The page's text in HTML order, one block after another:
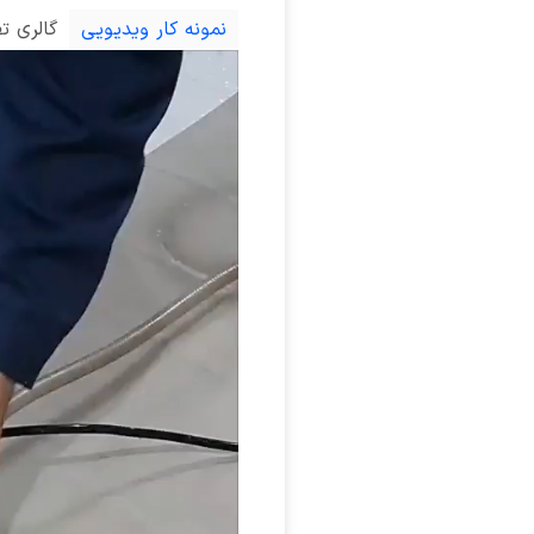
نمونه کار ویدیویی گالری